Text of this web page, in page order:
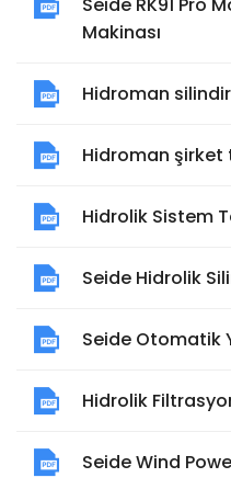
Makinası
Hidroman silindir
Hidroman şirket
Hidrolik Sistem
Seide Hidrolik
Seide Otomatik
Hidrolik
Seide Wind